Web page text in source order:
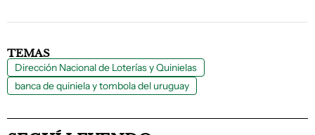
TEMAS
Dirección Nacional de Loterías y Quinielas
banca de quiniela y tombola del uruguay